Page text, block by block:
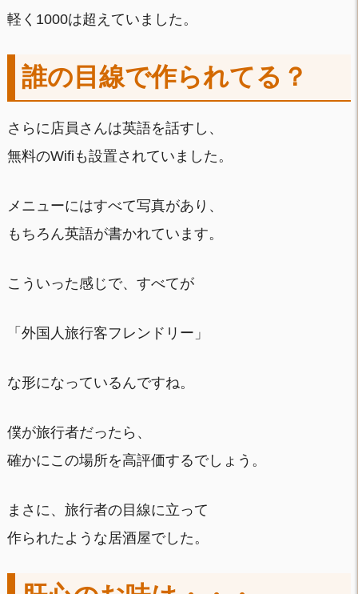
軽く1000は超えていました。
誰の目線で作られてる？
さらに店員さんは英語を話すし、
無料のWifiも設置されていました。
メニューにはすべて写真があり、
もちろん英語が書かれています。
こういった感じで、すべてが
「外国人旅行客フレンドリー」
な形になっているんですね。
僕が旅行者だったら、
確かにこの場所を高評価するでしょう。
まさに、旅行者の目線に立って
作られたような居酒屋でした。